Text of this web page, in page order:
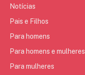
Notícias
Pais e Filhos
Para homens
Para homens e mulheres
Para mulheres